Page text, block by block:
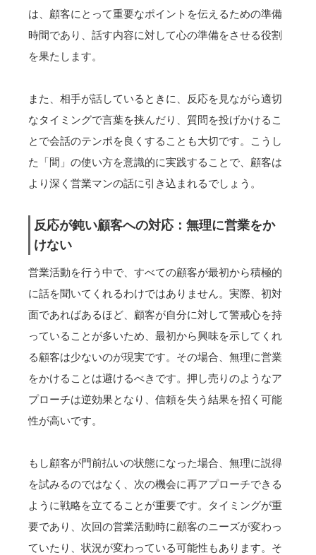
は、顧客にとって重要なポイントを伝えるための準備
時間であり、話す内容に対して心の準備をさせる役割
を果たします。
また、相手が話しているときに、反応を見ながら適切
なタイミングで言葉を挟んだり、質問を投げかけるこ
とで会話のテンポを良くすることも大切です。こうし
た「間」の使い方を意識的に実践することで、顧客は
より深く営業マンの話に引き込まれるでしょう。
反応が鈍い顧客への対応：無理に営業をか
けない
営業活動を行う中で、すべての顧客が最初から積極的
に話を聞いてくれるわけではありません。実際、初対
面であればあるほど、顧客が自分に対して警戒心を持
っていることが多いため、最初から興味を示してくれ
る顧客は少ないのが現実です。その場合、無理に営業
をかけることは避けるべきです。押し売りのようなア
プローチは逆効果となり、信頼を失う結果を招く可能
性が高いです。
もし顧客が門前払いの状態になった場合、無理に説得
を試みるのではなく、次の機会に再アプローチできる
ように戦略を立てることが重要です。タイミングが重
要であり、次回の営業活動時に顧客のニーズが変わっ
ていたり、状況が変わっている可能性もあります。そ